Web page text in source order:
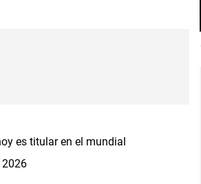
es titular en el mundial